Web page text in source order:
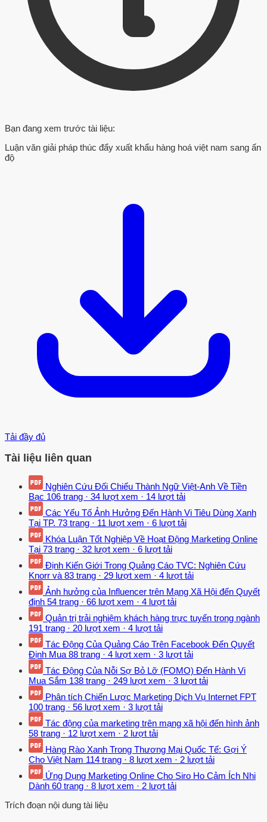
Bạn đang xem trước tài liệu:
Luận văn giải pháp thúc đẩy xuất khẩu hàng hoá việt nam sang ấn
độ
Tải đầy đủ
Tài liệu liên quan
Nghiên Cứu Đối Chiếu Thành Ngữ Việt-Anh Về Tiền
Bạc 106 trang · 34 lượt xem · 14 lượt tải
Các Yếu Tố Ảnh Hưởng Đến Hành Vi Tiêu Dùng Xanh
Tại TP. 73 trang · 11 lượt xem · 6 lượt tải
Khóa Luận Tốt Nghiệp Về Hoạt Động Marketing Online
Tại 73 trang · 32 lượt xem · 6 lượt tải
Định Kiến Giới Trong Quảng Cáo TVC: Nghiên Cứu
Knorr và 83 trang · 29 lượt xem · 4 lượt tải
Ảnh hưởng của Influencer trên Mạng Xã Hội đến Quyết
định 54 trang · 66 lượt xem · 4 lượt tải
Quản trị trải nghiệm khách hàng trực tuyến trong ngành
191 trang · 20 lượt xem · 4 lượt tải
Tác Động Của Quảng Cáo Trên Facebook Đến Quyết
Định Mua 88 trang · 4 lượt xem · 3 lượt tải
Tác Động Của Nỗi Sợ Bỏ Lỡ (FOMO) Đến Hành Vi
Mua Sắm 138 trang · 249 lượt xem · 3 lượt tải
Phân tích Chiến Lược Marketing Dịch Vụ Internet FPT
100 trang · 56 lượt xem · 3 lượt tải
Tác động của marketing trên mạng xã hội đến hình ảnh
58 trang · 12 lượt xem · 2 lượt tải
Hàng Rào Xanh Trong Thương Mại Quốc Tế: Gợi Ý
Cho Việt Nam 114 trang · 8 lượt xem · 2 lượt tải
Ứng Dụng Marketing Online Cho Siro Ho Cảm Ích Nhi
Dành 60 trang · 8 lượt xem · 2 lượt tải
Trích đoạn nội dung tài liệu